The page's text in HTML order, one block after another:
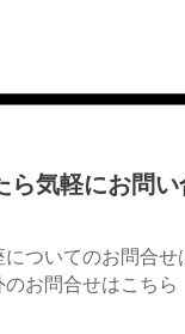
ら気軽にお問
ついてのお問合せ
のお問合せはこちら